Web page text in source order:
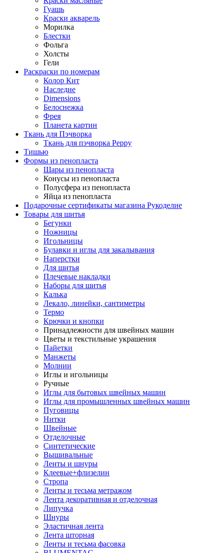
Гуашь
Краски акварель
Морилка
Блестки
Фольга
Холсты
Гели
Раскраски по номерам
Колор Кит
Наследие
Dimensions
Белоснежка
Фрея
Планета картин
Ткань для Пэчворка
Ткань для пэчворка Peppy
Тишью
Формы из пенопласта
Шары из пенопласта
Конусы из пенопласта
Полусфера из пенопласта
Яйца из пенопласта
Подарочные сертификаты магазина Рукоделие
Товары для шитья
Бегунки
Ножницы
Игольницы
Булавки и иглы для закалывания
Наперстки
Для шитья
Плечевые накладки
Наборы для шитья
Калька
Лекало, линейки, сантиметры
Термо
Крючки и кнопки
Принадлежности для швейных машин
Цветы и текстильные украшения
Пайетки
Манжеты
Молнии
Иглы и игольницы
Ручные
Иглы для бытовых швейных машин
Иглы для промышленных швейных машин
Пуговицы
Нитки
Швейные
Отделочные
Синтетические
Вышивальные
Ленты и шнуры
Клеевые+флизелин
Стропа
Ленты и тесьма метражом
Лента декоративная и отделочная
Липучка
Шнуры
Эластичная лента
Лента шторная
Ленты и тесьма фасовка